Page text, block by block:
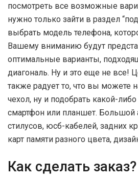
посмотреть все возможные
нужно только зайти в раздел
выбрать модель телефона,
Вашему вниманию будут
оптимальные варианты,
диагональ. Ну и это еще не все!
также радует то, что вы можете
чехол, ну и подобрать какой-
смартфон или планшет. Большой
стилусов, юсб-кабелей, задних
карт памяти разного цвета,
Как сделать заказ?